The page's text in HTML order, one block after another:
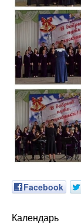
Facebook
Календарь